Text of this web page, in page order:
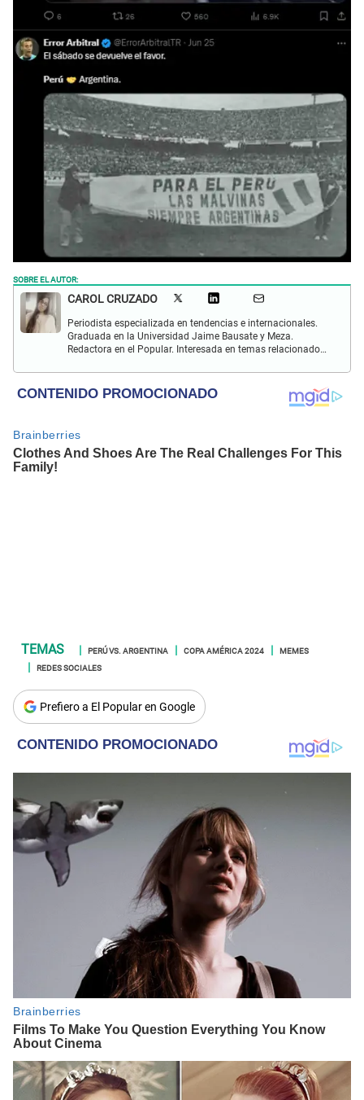
SOBRE EL AUTOR:
CAROL CRUZADO
Periodista especializada en tendencias e internacionales.
Graduada en la Universidad Jaime Bausate y Meza.
Redactora en el Popular. Interesada en temas relacionados
comunidades nativas y apoyo social.
PERÚ VS. ARGENTINA COPA AMÉRICA 2024
MEMES
REDES SOCIALES
Prefiero a El Popular en Google